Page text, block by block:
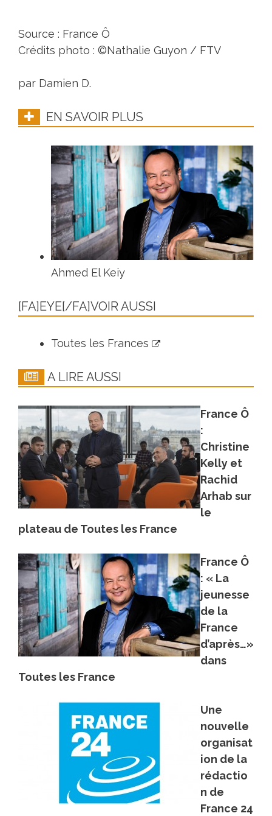
Source : France Ô
Crédits photo : ©Nathalie Guyon / FTV
par Damien D.
EN SAVOIR PLUS
Ahmed El Keiy
[FA]EYE[/FA]VOIR AUSSI
Toutes les Frances
A LIRE AUSSI
France Ô
:
Christine
Kelly et
Rachid
Arhab sur
le
plateau de Toutes les France
France Ô
: « La
jeunesse
de la
France
d’après…»
dans
Toutes les France
Une
nouvelle
organisat
ion de la
rédactio
n de
France 24